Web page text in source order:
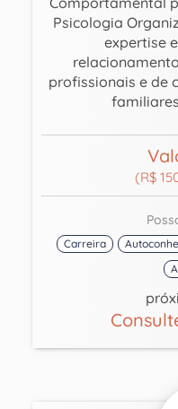
Psicologia
expertise
profissionais e de
(R$
Carreira